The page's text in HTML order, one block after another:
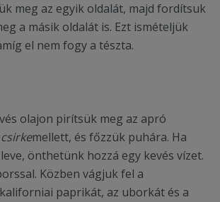
meg az egyik oldalát, majd fordítsuk
a másik oldalát is. Ezt ismételjük
el nem fogy a tészta.
olajon pirítsük meg az apró
csirkemellett, és főzzük puhára. Ha
önthetünk hozzá egy kevés vízet.
Közben vágjuk fel a
paprikát, az uborkát és a